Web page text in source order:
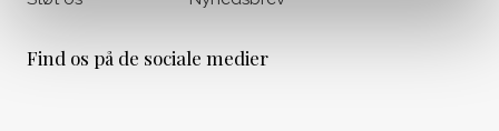
Find os på de sociale medier